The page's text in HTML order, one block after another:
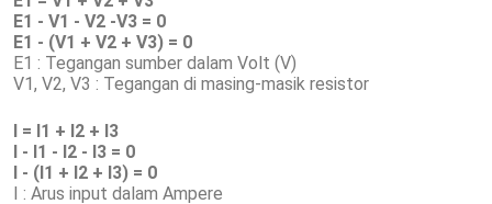
E1 - V1 - V2 -V3 = 0
E1 - (V1 + V2 + V3) = 0
E1 : Tegangan sumber dalam Volt (V)
V1, V2, V3 : Tegangan di masing-masik resistor
I = I1 + I2 + I3
I - I1 - I2 - I3 = 0
I - (I1 + I2 + I3) = 0
I : Arus input dalam Ampere